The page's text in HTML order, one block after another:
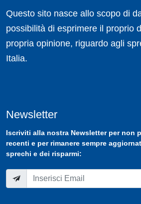
Questo sito nasce allo scopo di
possibilità di esprimere il proprio
propria opinione, riguardo agli
Italia.
Newsletter
Iscriviti alla nostra Newsletterper non
recenti e per rimanere sempre
sprechi e dei risparmi: